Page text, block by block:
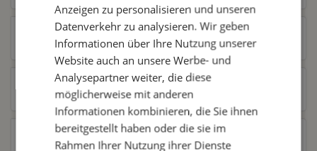
Ähnliche Artikel
Kunden kauften auch
Kunden haben sich ebenfalls angesehen
Anzeigen zu personalisieren und unseren
Datenverkehr zu analysieren. Wir geben
Informationen über Ihre Nutzung unserer
Website auch an unsere Werbe- und
Analysepartner weiter, die diese
möglicherweise mit anderen
Informationen kombinieren, die Sie ihnen
bereitgestellt haben oder die sie im
Rahmen Ihrer Nutzung ihrer Dienste